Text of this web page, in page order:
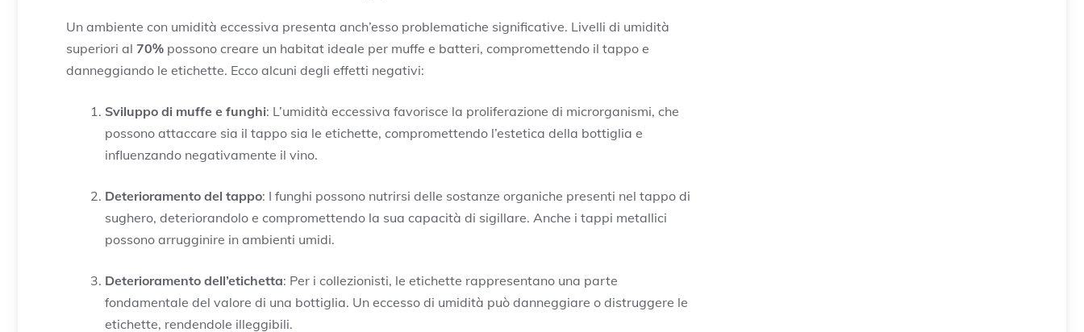
Un ambiente con umidità eccessiva presenta anch’esso problematiche significative. Livelli di umidità
superiori al 70% possono creare un habitat ideale per muffe e batteri, compromettendo il tappo e
danneggiando le etichette. Ecco alcuni degli effetti negativi:
Sviluppo di muffe e funghi: L’umidità eccessiva favorisce la proliferazione di microrganismi, che
possono attaccare sia il tappo sia le etichette, compromettendo l’estetica della bottiglia e
influenzando negativamente il vino.
Deterioramento del tappo: I funghi possono nutrirsi delle sostanze organiche presenti nel tappo di
sughero, deteriorandolo e compromettendo la sua capacità di sigillare. Anche i tappi metallici
possono arrugginire in ambienti umidi.
Deterioramento dell’etichetta: Per i collezionisti, le etichette rappresentano una parte
fondamentale del valore di una bottiglia. Un eccesso di umidità può danneggiare o distruggere le
etichette, rendendole illeggibili.